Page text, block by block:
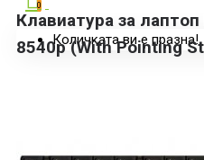
0
Количката ви е празна!
Клавиатура за
8540p (With Pointing